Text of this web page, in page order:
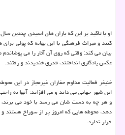
او با تاكید بر این كه باران های اسیدی چندین
كنند و میراث فرهنگی با این بهانه كه پولی
بیان می كند: وقتی كه روی آن آثار را می پوشاندم
عكس یادگاری انداختند، قدری خندیدند و رفتند.
خنیفر فعالیت مداوم حفاران غیرمجاز در این
این شهر جهانی می داند و می افزاید: آنها به
و هر چه به دست شان می رسد با خود می برند،
دهد، محوطه هایی كه امروز پر از سوراخ هستند
قرار ندارد.